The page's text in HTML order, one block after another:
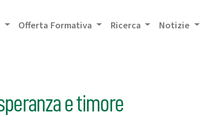
Offerta Formativa Ricerca Notizie
e timore